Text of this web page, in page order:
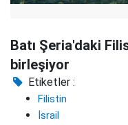
Batı Şeria'daki
birleşiyor
Etiketler :
Filistin
İsrail